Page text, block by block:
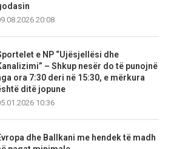
20:08
e NP “Ujësjellësi dhe
– Shkup nesër do të punojnë
ora 7:30 deri në 15:30, e mërkura
ditë jopune
10:36
dhe Ballkani me hendek të madh